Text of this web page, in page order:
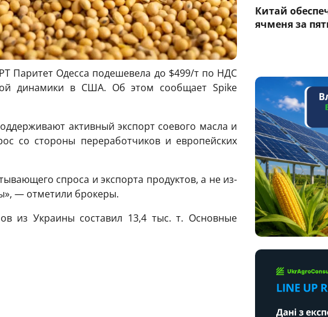
Паритет Одесса подешевела до $499/т по НДС
динамики в США. Об этом сообщает Spike
активный экспорт соевого масла и
со стороны переработчиков и европейских
спроса и экспорта продуктов, а не из-
— отметили брокеры.
из Украины составил 13,4 тыс. т. Основные
Китай
ячменя за